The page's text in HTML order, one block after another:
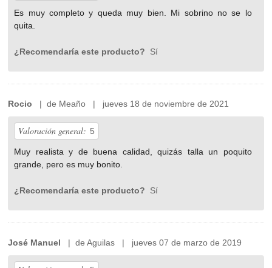
Es muy completo y queda muy bien. Mi sobrino no se lo
quita.
¿Recomendaría este producto? Sí
Rocio | de Meaño | jueves 18 de noviembre de 2021
Valoración general: 5
Muy realista y de buena calidad, quizás talla un poquito
grande, pero es muy bonito.
¿Recomendaría este producto? Sí
José Manuel | de Aguilas | jueves 07 de marzo de 2019